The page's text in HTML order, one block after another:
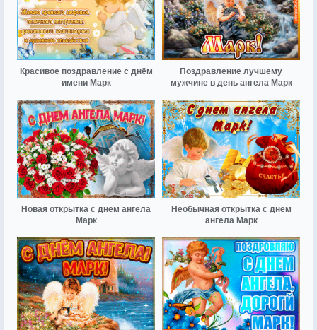
Красивое поздравление с днём
имени Марк
Поздравление лучшему
мужчине в день ангела Марк
Новая открытка с днем ангела
Марк
Необычная открытка с днем
ангела Марк